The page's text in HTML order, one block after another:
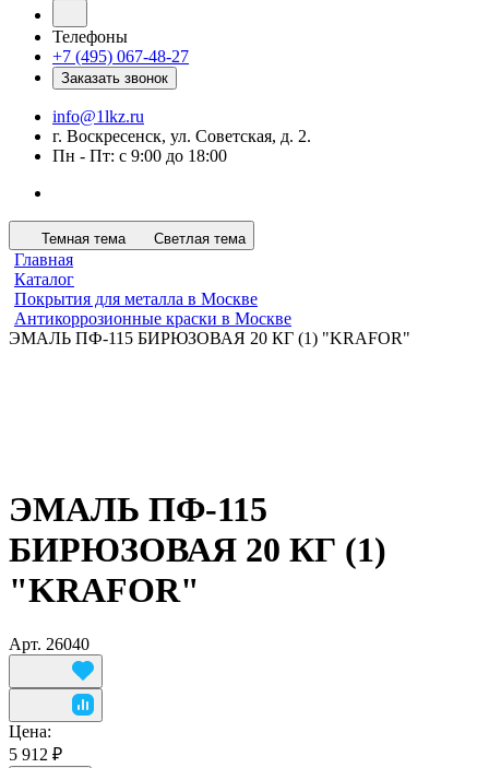
Телефоны
+7 (495) 067-48-27
Заказать звонок
info@1lkz.ru
г. Воскресенск, ул. Советская, д. 2.
Пн - Пт: с 9:00 до 18:00
Темная тема Светлая тема
Главная
Каталог
Покрытия для металла в Москве
Антикоррозионные краски в Москве
ЭМАЛЬ ПФ-115 БИРЮЗОВАЯ 20 КГ (1) "KRAFOR"
ЭМАЛЬ ПФ-115
БИРЮЗОВАЯ 20 КГ (1)
"KRAFOR"
Арт. 26040
Цена:
5 912 ₽